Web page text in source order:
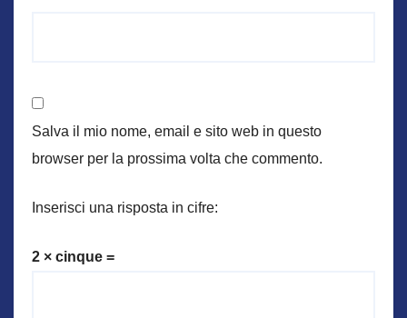
Salva il mio nome, email e sito web in questo
browser per la prossima volta che commento.
Inserisci una risposta in cifre:
2 × cinque =